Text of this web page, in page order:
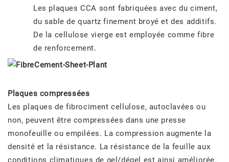
Les plaques CCA sont fabriquées avec du ciment,
du sable de quartz finement broyé et des additifs.
De la cellulose vierge est employée comme fibre
de renforcement.
Plaques compressées
Les plaques de fibrociment cellulose, autoclavées ou
non, peuvent être compressées dans une presse
monofeuille ou empilées. La compression augmente la
densité et la résistance. La résistance de la feuille aux
conditions climatiques de gel/dégel est ainsi améliorée.